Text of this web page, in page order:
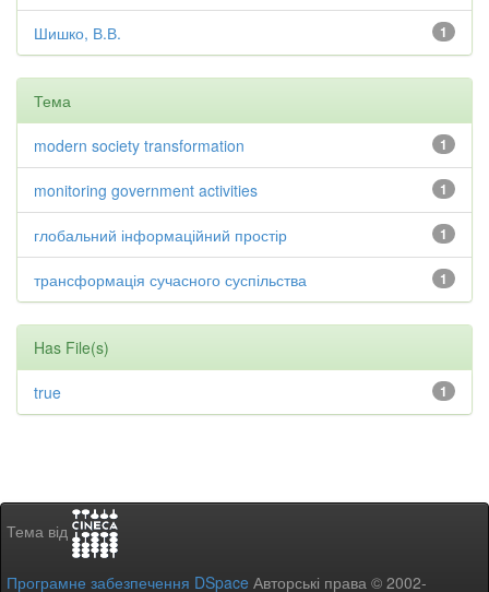
1
Шишко, В.В.
Тема
1
modern society transformation
1
monitoring government activities
1
глобальний інформаційний простір
1
трансформація сучасного суспільства
Has File(s)
1
true
Тема від
Програмне забезпечення DSpace Авторські права © 2002-